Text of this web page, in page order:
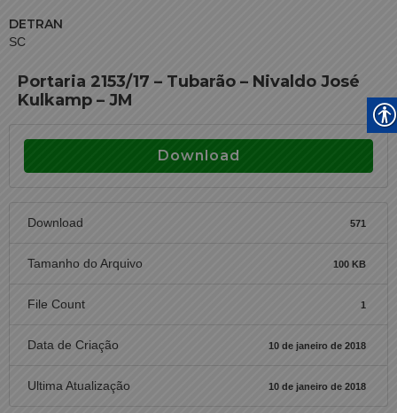
DETRAN
SC
Portaria 2153/17 – Tubarão – Nivaldo José
Kulkamp – JM
Download
Download 571
Tamanho do Arquivo 100 KB
File Count 1
Data de Criação 10 de janeiro de 2018
Ultima Atualização 10 de janeiro de 2018